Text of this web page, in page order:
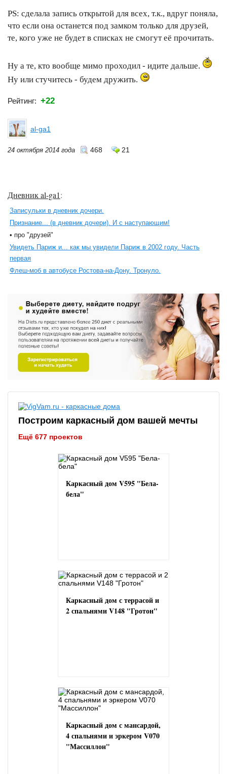
PS: сделала запись открытой для всех, т.к., вдруг поняла,
что если она останется под замком только для друзей,
те, кого уже не будет в списках не смогут её прочитать.
Ну а те, кто вообще мимо проходил - идите дальше.
Ну или стучитесь - будем дружить.
Рейтинг: +22
al-ga1
24 октября 2014 года 468 21
Дневник al-ga1:
Записульки в дневник дочери.
Признание... (в дневник дочери). И с наступающим!
• про "друзей"
Увидеть Париж и... как мы увидели Париж в 2002 году. Часть
первая
Флеш-моб в автобусе Ростова-на-Дону. Тронуло.
Построим каркасный дом вашей мечты
Ещё 677 проектов
Каркасный дом V595 "Бела-
бела"
Каркасный дом с террасой и
2 спальнями V148 "Гротон"
Каркасный дом с мансардой,
4 спальнями и эркером V070
"Массиллон"